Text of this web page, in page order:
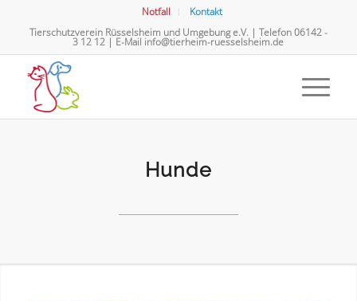
Notfall
Kontakt
Tierschutzverein Rüsselsheim und Umgebung e.V. | Telefon06142 -
3 12 12 | E-Mail info@tierheim-ruesselsheim.de
Hunde